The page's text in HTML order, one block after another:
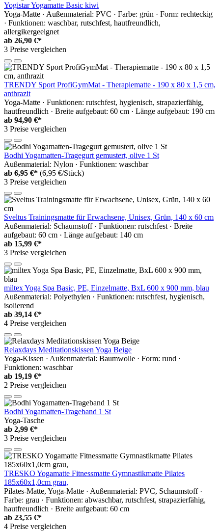
Yogistar Yogamatte Basic kiwi
Yoga-Matte · Außenmaterial: PVC · Farbe: grün · Form: rechteckig
· Funktionen: waschbar, rutschfest, hautfreundlich,
allergikergeeignet
ab 26,90 €*
3 Preise vergleichen
TRENDY Sport ProfiGymMat - Therapiematte - 190 x 80 x 1,5 cm,
anthrazit
Yoga-Matte · Funktionen: rutschfest, hygienisch, strapazierfähig,
hautfreundlich · Breite aufgebaut: 60 cm · Länge aufgebaut: 190 cm
ab 94,90 €*
3 Preise vergleichen
Bodhi Yogamatten-Tragegurt gemustert, olive 1 St
Außenmaterial: Nylon · Funktionen: waschbar
ab 6,95 €* (6,95 €/Stück)
3 Preise vergleichen
Sveltus Trainingsmatte für Erwachsene, Unisex, Grün, 140 x 60 cm
Außenmaterial: Schaumstoff · Funktionen: rutschfest · Breite
aufgebaut: 60 cm · Länge aufgebaut: 140 cm
ab 15,99 €*
3 Preise vergleichen
miltex Yoga Spa Basic, PE, Einzelmatte, BxL 600 x 900 mm, blau
Außenmaterial: Polyethylen · Funktionen: rutschfest, hygienisch,
isolierend
ab 39,14 €*
4 Preise vergleichen
Relaxdays Meditationskissen Yoga Beige
Yoga-Kissen · Außenmaterial: Baumwolle · Form: rund ·
Funktionen: waschbar
ab 19,19 €*
2 Preise vergleichen
Bodhi Yogamatten-Trageband 1 St
Yoga-Tasche
ab 2,99 €*
3 Preise vergleichen
TRESKO Yogamatte Fitnessmatte Gymnastikmatte Pilates
185x60x1,0cm grau,
Pilates-Matte, Yoga-Matte · Außenmaterial: PVC, Schaumstoff ·
Farbe: grau · Funktionen: abwaschbar, rutschfest, strapazierfähig,
hautfreundlich · Breite aufgebaut: 60 cm
ab 23,55 €*
4 Preise vergleichen